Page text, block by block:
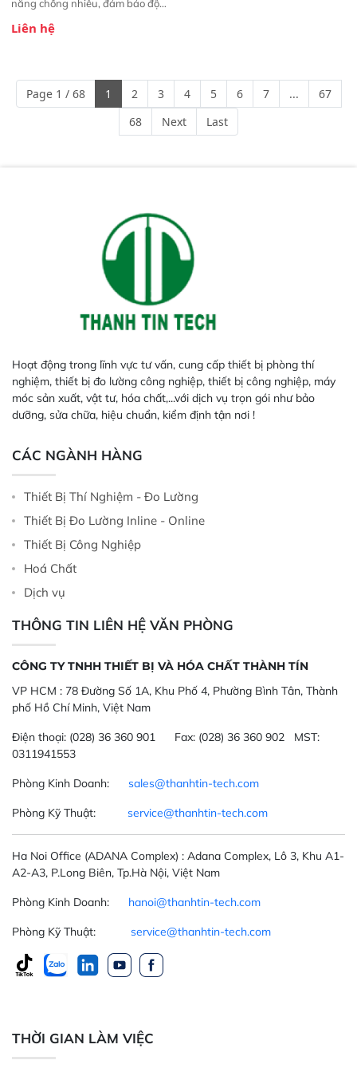
năng chống nhiễu, đảm bảo độ
Phạm vi ứng dụng rộng: Đáp ứng
ngành công nghiệp khác nhau. 
Độ nhạy cao: Trang bị đầu dò
InGaAs độ nhạy cao, cung cấp
phản hồi phổ tuyến tính đầy đủ,
đảm bảo độ chính xác và khả
Liên hệ
Page 1 / 68 1 2 3 4 5 6 7 ...
67
68
Next Last
Hoạt động trong lĩnh vực tư vấn, cung cấp thiết bị phòng thí
nghiệm, thiết bị đo lường công nghiệp, thiết bị công nghiệp, máy
móc sản xuất, vật tư, hóa chất,...với dịch vụ trọn gói như bảo
dưỡng, sửa chữa, hiệu chuẩn, kiểm định tận nơi !
CÁC NGÀNH HÀNG
Thiết Bị Thí Nghiệm - Đo Lường
Thiết Bị Đo Lường Inline - Online
Thiết Bị Công Nghiệp
Hoá Chất
Dịch vụ
THÔNG TIN LIÊN HỆ VĂN PHÒNG
CÔNG TY TNHH THIẾT BỊ VÀ HÓA CHẤT THÀNH TÍN
VP HCM : 78 Đường Số 1A, Khu Phố 4, Phường Bình Tân, Thành
phố Hồ Chí Minh, Việt Nam
Điện thoại: (028) 36 360 901 Fax: (028) 36 360 902 MST:
0311941553
Phòng Kinh Doanh: sales@thanhtin-tech.com
Phòng Kỹ Thuật: service@thanhtin-tech.com
Ha Noi Office (ADANA Complex) : Adana Complex, Lô 3, Khu A1-
A2-A3, P.Long Biên, Tp.Hà Nội, Việt Nam
Phòng Kinh Doanh: hanoi@thanhtin-tech.com
Phòng Kỹ Thuật: service@thanhtin-tech.com
THỜI GIAN LÀM VIỆC